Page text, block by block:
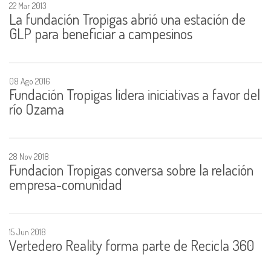
22 Mar 2013
La fundación Tropigas abrió una estación de
GLP para beneficiar a campesinos
08 Ago 2016
Fundación Tropigas lidera iniciativas a favor del
río Ozama
28 Nov 2018
Fundacion Tropigas conversa sobre la relación
empresa-comunidad
15 Jun 2018
Vertedero Reality forma parte de Recicla 360